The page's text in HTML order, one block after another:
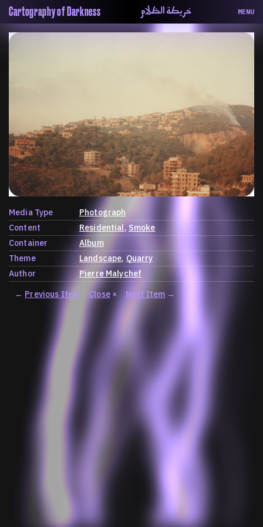
Cartography of Darkness خريطة الظلام MENU
About
ماهيتنا
التختيم
Media Type
Photograph
Content
Residential Smoke
Container
Album
Theme
Landscape Quarry
Author
Pierre Malychef
← Previous Item Close× Next Item →